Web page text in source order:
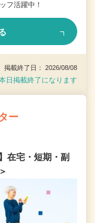
フ活躍中！
載終了日： 2026/08/08
日掲載終了になります
ー
在宅・短期・副